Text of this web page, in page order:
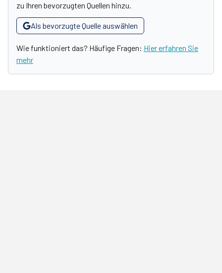
zu Ihren bevorzugten Quellen hinzu.
Als bevorzugte Quelle auswählen
Wie funktioniert das? Häufige Fragen: Hier erfahren Sie
mehr